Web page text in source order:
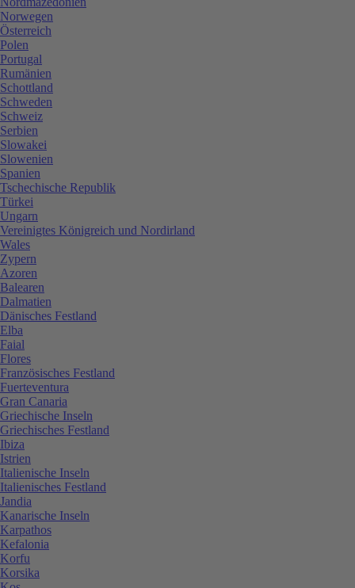
Norwegen
Österreich
Polen
Portugal
Rumänien
Schottland
Schweden
Schweiz
Serbien
Slowakei
Slowenien
Spanien
Tschechische Republik
Türkei
Ungarn
Vereinigtes Königreich und Nordirland
Wales
Zypern
Azoren
Balearen
Dalmatien
Dänisches Festland
Elba
Faial
Flores
Französisches Festland
Fuerteventura
Gran Canaria
Griechische Inseln
Griechisches Festland
Ibiza
Istrien
Italienische Inseln
Italienisches Festland
Jandia
Kanarische Inseln
Karpathos
Kefalonia
Korfu
Korsika